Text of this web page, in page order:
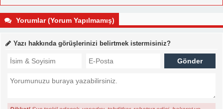
Yorumlar (Yorum Yapılmamış)
Yazı hakkında görüşlerinizi belirtmek istermisiniz?